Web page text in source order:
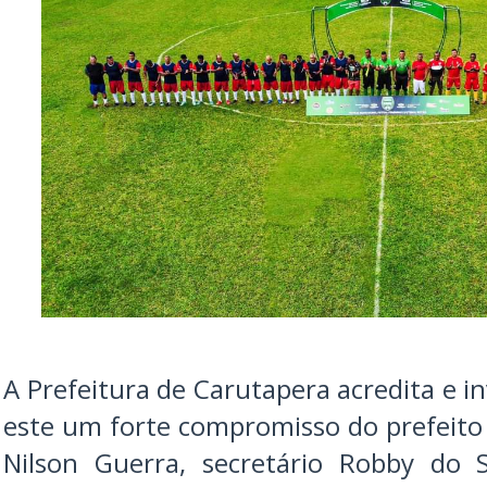
A Prefeitura de Carutapera acredita e
este um forte compromisso do
Nilson Guerra, secretário Robby do